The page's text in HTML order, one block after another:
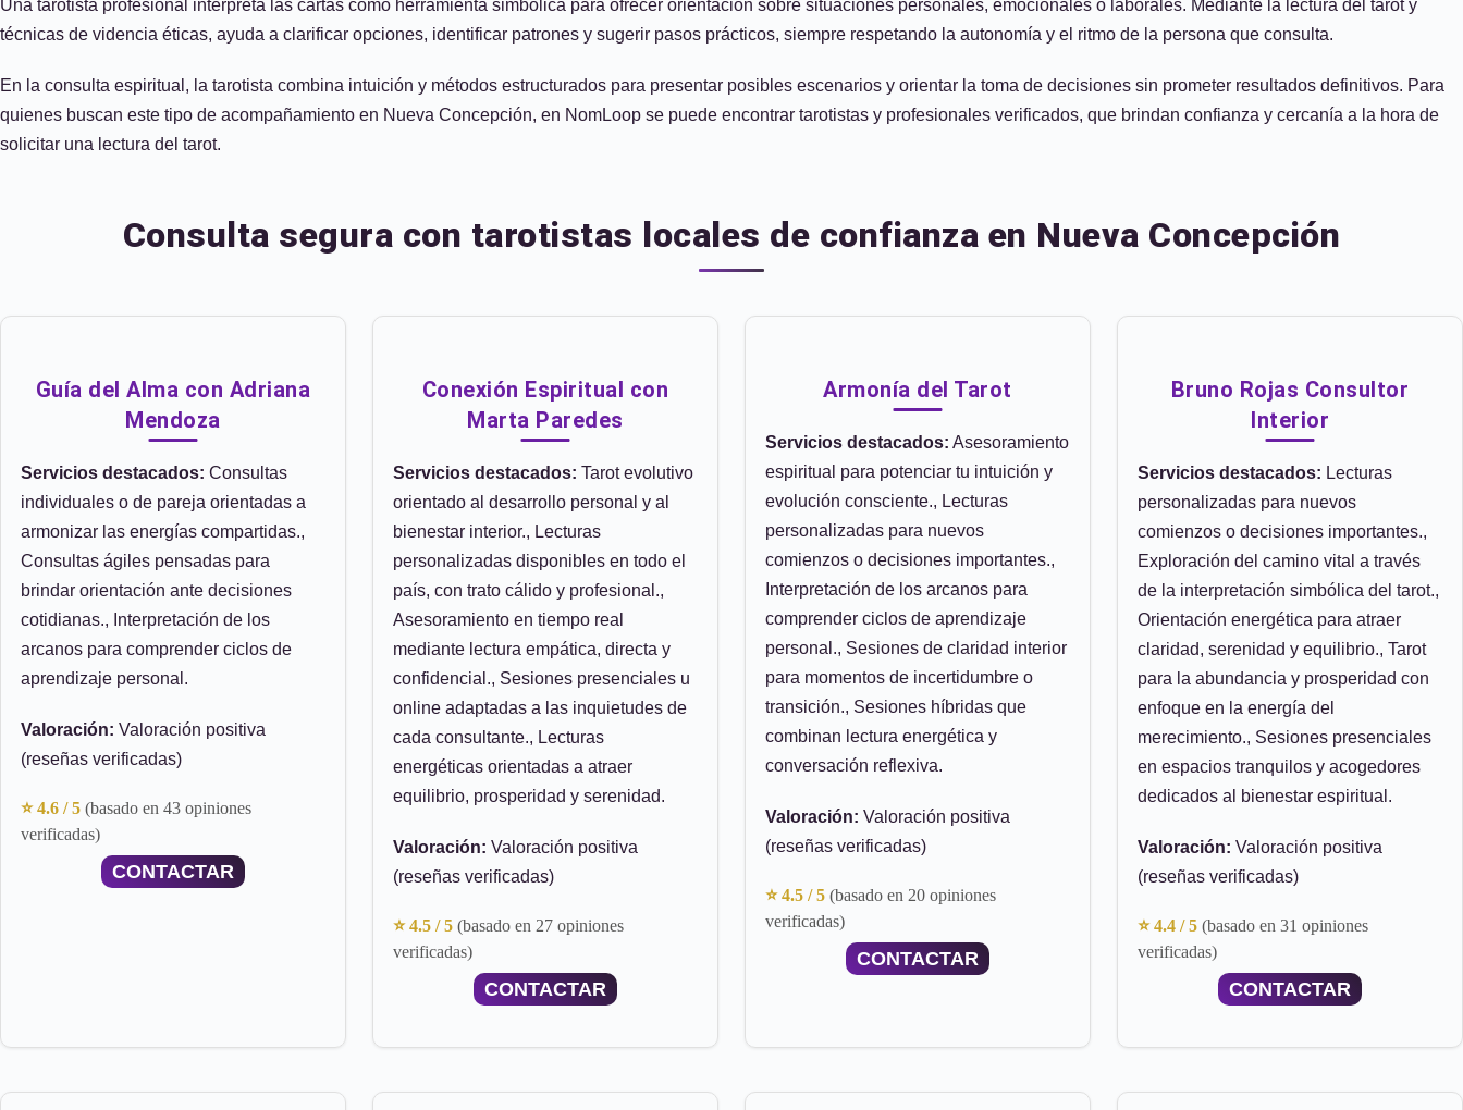
Una tarotista profesional interpreta las cartas como herramienta simbólica para ofrecer orientación sobre situaciones personales, emocionales o laborales. Mediante la lectura del tarot y
técnicas de videncia éticas, ayuda a clarificar opciones, identificar patrones y sugerir pasos prácticos, siempre respetando la autonomía y el ritmo de la persona que consulta.
En la consulta espiritual, la tarotista combina intuición y métodos estructurados para presentar posibles escenarios y orientar la toma de decisiones sin prometer resultados definitivos. Para
quienes buscan este tipo de acompañamiento en Nueva Concepción, en NomLoop se puede encontrar tarotistas y profesionales verificados, que brindan confianza y cercanía a la hora de
solicitar una lectura del tarot.
Consulta segura con tarotistas locales de confianza en Nueva Concepción
Guía del Alma con Adriana
Mendoza
Servicios destacados: Consultas
individuales o de pareja orientadas a
armonizar las energías compartidas.,
Consultas ágiles pensadas para
brindar orientación ante decisiones
cotidianas., Interpretación de los
arcanos para comprender ciclos de
aprendizaje personal.
Valoración: Valoración positiva
(reseñas verificadas)
⭐ 4.6 / 5 (basado en 43 opiniones
verificadas)
CONTACTAR
Conexión Espiritual con
Marta Paredes
Servicios destacados: Tarot evolutivo
orientado al desarrollo personal y al
bienestar interior., Lecturas
personalizadas disponibles en todo el
país, con trato cálido y profesional.,
Asesoramiento en tiempo real
mediante lectura empática, directa y
confidencial., Sesiones presenciales u
online adaptadas a las inquietudes de
cada consultante., Lecturas
energéticas orientadas a atraer
equilibrio, prosperidad y serenidad.
Valoración: Valoración positiva
(reseñas verificadas)
⭐ 4.5 / 5 (basado en 27 opiniones
verificadas)
CONTACTAR
Armonía del Tarot
Servicios destacados: Asesoramiento
espiritual para potenciar tu intuición y
evolución consciente., Lecturas
personalizadas para nuevos
comienzos o decisiones importantes.,
Interpretación de los arcanos para
comprender ciclos de aprendizaje
personal., Sesiones de claridad interior
para momentos de incertidumbre o
transición., Sesiones híbridas que
combinan lectura energética y
conversación reflexiva.
Valoración: Valoración positiva
(reseñas verificadas)
⭐ 4.5 / 5 (basado en 20 opiniones
verificadas)
CONTACTAR
Bruno Rojas Consultor
Interior
Servicios destacados: Lecturas
personalizadas para nuevos
comienzos o decisiones importantes.,
Exploración del camino vital a través
de la interpretación simbólica del tarot.,
Orientación energética para atraer
claridad, serenidad y equilibrio., Tarot
para la abundancia y prosperidad con
enfoque en la energía del
merecimiento., Sesiones presenciales
en espacios tranquilos y acogedores
dedicados al bienestar espiritual.
Valoración: Valoración positiva
(reseñas verificadas)
⭐ 4.4 / 5 (basado en 31 opiniones
verificadas)
CONTACTAR